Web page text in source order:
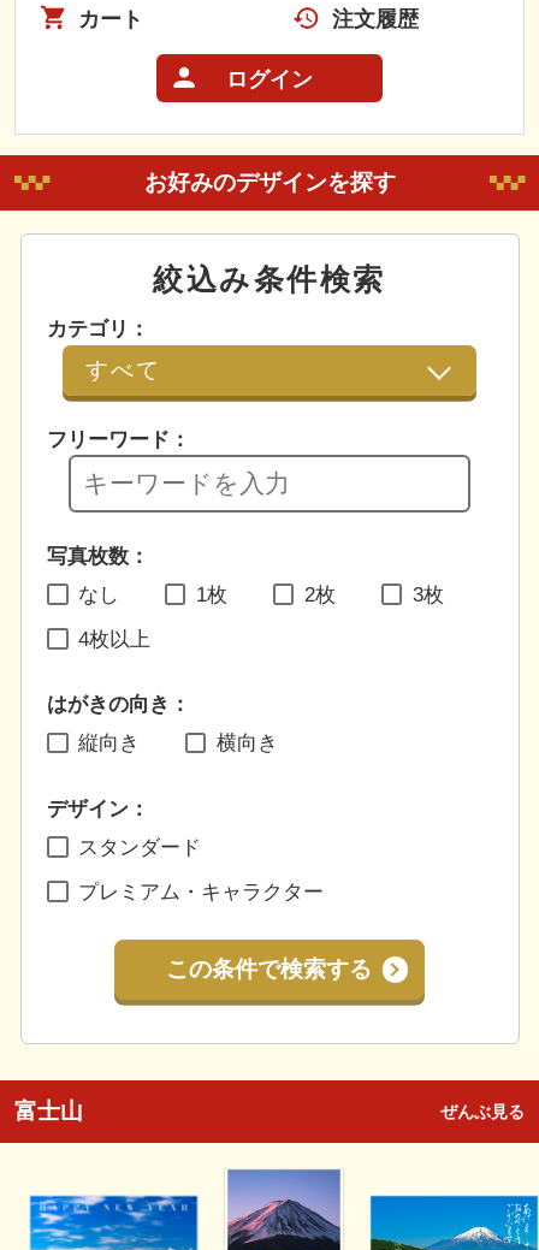
カート 注文履歴
ログイン
お好みのデザインを探す
絞込み条件検索
カテゴリ：
フリーワード：
写真枚数：
なし
1枚 2枚 3枚
4枚以上
はがきの向き：
縦向き
横向き
デザイン：
スタンダード
プレミアム・キャラクター
この条件で検索する
富士山 ぜんぶ見る